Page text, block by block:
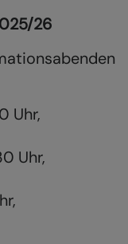
26
Uhr,
Uhr,